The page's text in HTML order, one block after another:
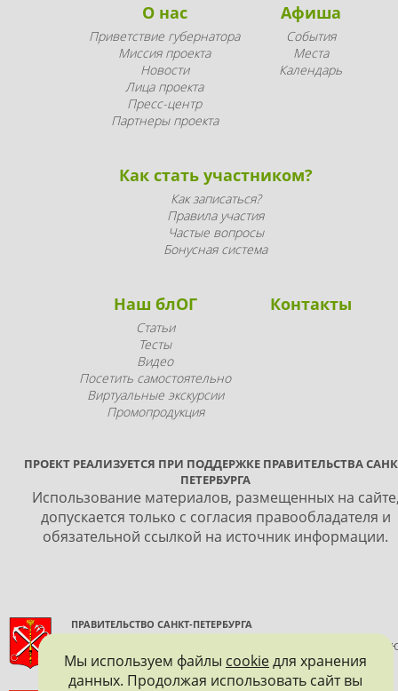
О нас
Приветствие губернатора
Миссия проекта
Новости
Лица проекта
Пресс-центр
Партнеры проекта
Афиша
События
Места
Календарь
Как стать участником?
Как записаться?
Правила участия
Частые вопросы
Бонусная система
Наш блОГ
Статьи
Тесты
Видео
Посетить самостоятельно
Виртуальные экскурсии
Промопродукция
Контакты
ПРОЕКТ РЕАЛИЗУЕТСЯ ПРИ ПОДДЕРЖКЕ ПРАВИТЕЛЬСТВА
ПЕТЕРБУРГА
Использование материалов, размещенных на
допускается только с согласия правообладателя и
обязательной ссылкой на источник информации.
ПРАВИТЕЛЬСТВО САНКТ-ПЕТЕРБУРГА
КОМИТЕТ ПО ГОСУДАРСТВЕННОМУ КОНТРОЛЮ,
И ОХРАНЕ ПАМЯТНИКОВ ИСТОРИИ И КУЛЬТУРЫ
Мы используем файлы cookieдля хранения
данных. Продолжая использовать сайт вы